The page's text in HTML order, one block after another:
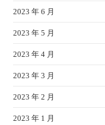
2023 年 6 月
2023 年 5 月
2023 年 4 月
2023 年 3 月
2023 年 2 月
2023 年 1 月